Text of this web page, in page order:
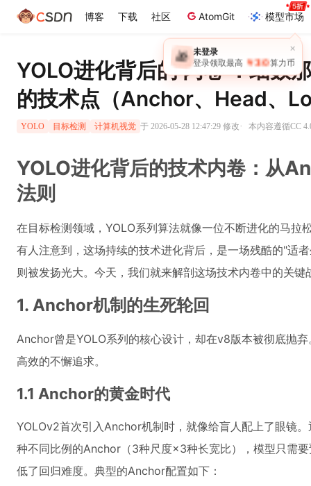
博客 下载 社区 AtomGit 模型市场
×
🎁 未登录
登录领取最高 ￥30 算力币
YOLO进化背后的‘内卷’：细数
的技术点（Anchor、Head、
YOLO 目标检测 计算机视觉 于 2026-05-28 12:47:29 修改· 本内容遵循CC
YOLO进化背后的技术内卷：从
法则
在目标检测领域，YOLO系列算法就像一位不断进化的马拉
有人注意到，这场持续的技术进化背后，是一场残酷的"
则被发扬光大。今天，我们就来解剖这场技术内卷中的关键
1. Anchor机制的生死轮回
Anchor曾是YOLO系列的核心设计，却在v8版本被彻底抛
高效的不懈追求。
1.1 Anchor的黄金时代
YOLOv2首次引入Anchor机制时，就像给盲人配上了眼镜
种不同比例的Anchor（3种尺度×3种长宽比），模型只需
低了回归难度。典型的Anchor配置如下：